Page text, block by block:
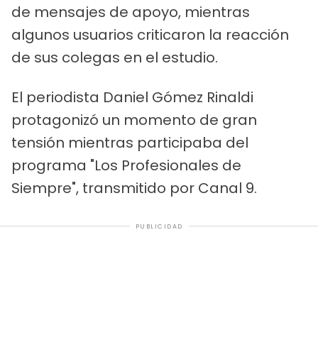
de mensajes de apoyo, mientras
algunos usuarios criticaron la reacción
de sus colegas en el estudio.
El periodista Daniel Gómez Rinaldi
protagonizó un momento de gran
tensión mientras participaba del
programa "Los Profesionales de
Siempre", transmitido por Canal 9.
PUBLICIDAD